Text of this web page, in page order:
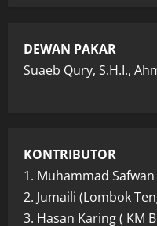
DEWAN PAKAR
Suaeb Qury, S.H.I.,
KONTRIBUTOR
1. Muhammad
2. Jumaili (Lombok
3. Hasan Karing ( KM